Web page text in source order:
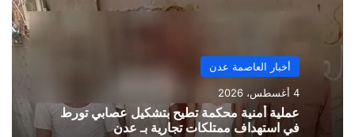
أخبار العاصمة عدن
4 أغسطس، 2026
عملية أمنية محكمة تطيح بتشكيل عصابي تورط
في استهداف ممتلكات تجارية بـ عدن